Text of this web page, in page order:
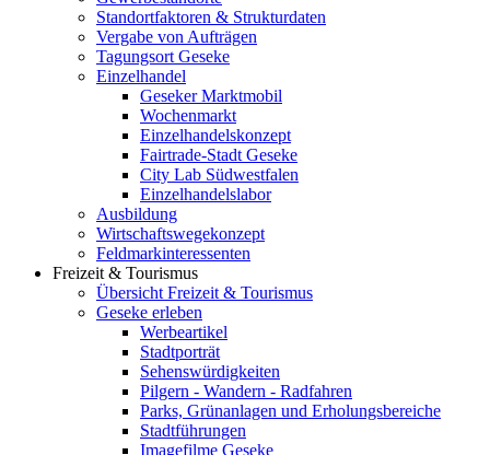
Standortfaktoren & Strukturdaten
Vergabe von Aufträgen
Tagungsort Geseke
Einzelhandel
Geseker Marktmobil
Wochenmarkt
Einzelhandelskonzept
Fairtrade-Stadt Geseke
City Lab Südwestfalen
Einzelhandelslabor
Ausbildung
Wirtschaftswegekonzept
Feldmarkinteressenten
Freizeit & Tourismus
Übersicht Freizeit & Tourismus
Geseke erleben
Werbeartikel
Stadtporträt
Sehenswürdigkeiten
Pilgern - Wandern - Radfahren
Parks, Grünanlagen und Erholungsbereiche
Stadtführungen
Imagefilme Geseke